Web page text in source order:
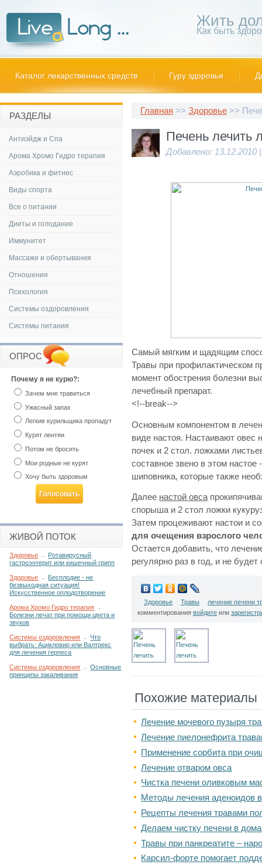
Жить
Как быть
Каталог лекарственных средств Гуру здоровья
Главная >> Здоровье >>
Печень лечить
Добавлено:
Самый мягким и щадящим
Травы при профилактическом
момент обострения болезни
лечебный препарат.
<!--break-->
Основным компонентом в
виде настоя. Настаивают овес
почек и 2 стол. ложками
составное звено в этом
шиповника, которые также
Далее настой овса
спорыша и 2 стол ложки
Затем процеживают настои и
для очещения взрослого
Остается добавить, что
регулярно раз в год, и не
Здоровье Травы
лечение печени
комментирования войдите или
Похожие материалы
Лечение мочевого пузыря
Лечение пиелонефрита
Применение сорбита при
Лечение отваром овса
Чистка печени оливковым
Методы лечения аденоидов
Рецепты лечения травами
Делаем чистку печени в
Травы при панкреатите –
Карсил-форте помогает
РАЗДЕЛЫ
Антиэйдж и Спа
Арома Хромо Гидро терапия
Аэробика и фитнес
Виды спорта
Все о питании
Диеты и голодание
Иммунитет
Массажи и обертывания
Отношения
Психология
Системы оздоровления
Системы питания
ОПРОС
Почему я не курю?:
Зачем мне травиться
Ужасный запах
Легкие курильщика пропадут
Курят лентяи
Потом не бросить
Мои родные не курят
Хочу быть здоровым
ЖИВОЙ ПОТОК
Здоровье → Ротавирусный
гастроэнтерит или кишечный грипп
Здоровье → Бесплодие - не
безвыходная ситуация!
Искусственное оплодотворение
Арома Хромо Гидро терапия →
Болезни лечат при помощи цвета и
звуков
Системы оздоровления →Что
выбрать: Ацикловир или Валтрекс
для лечения герпеса
Системы оздоровления →Основные
принципы закаливания